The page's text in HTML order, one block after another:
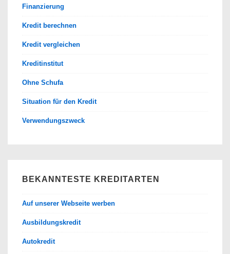
Finanzierung
Kredit berechnen
Kredit vergleichen
Kreditinstitut
Ohne Schufa
Situation für den Kredit
Verwendungszweck
BEKANNTESTE KREDITARTEN
Auf unserer Webseite werben
Ausbildungskredit
Autokredit